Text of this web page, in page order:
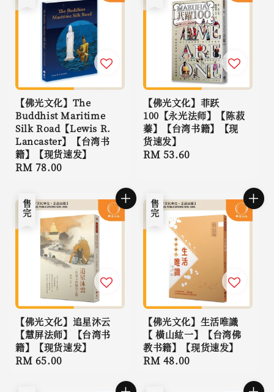
【佛光文化】The
Buddhist Maritime
Silk Road【Lewis R.
Lancaster】【台湾书
籍】【现货速发】
Regular
RM 78.00
【佛光文化】菲跃
100【永光法师】【陈菽
蓁】【台湾书籍】【现
货速发】
Regular
RM 53.60
售完
【佛光文化】追星沐云
【慧屏法师】【台湾书
籍】【现货速发】
Regular
RM 65.00
售完
【佛光文化】生活唯識
【 橫山紘一】【台湾佛
教书籍】【现货速发】
Regular
RM 48.00